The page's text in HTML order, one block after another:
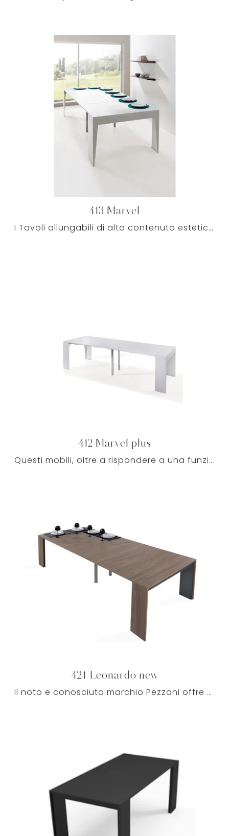
413 Marvel
I Tavoli allungabili di alto contenuto estetico per abitazioni attuali, tra cui quelli che proponiamo nel nostro punto vendita, possono inserirsi con ...
412 Marvel plus
Questi mobili, oltre a rispondere a una funzione fondamentale, possono impreziosire i locali interni grazie a materiali pregiati e linee ben studiate.
421 Leonardo new
Il noto e conosciuto marchio Pezzani offre molti modelli di Tavoli da pranzo allungabili, tra cui esistono anche quelli ideali per arricchire ...